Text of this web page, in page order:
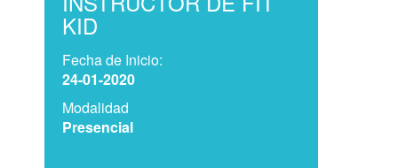
KID
Fecha de Inicio:
24-01-2020
Modalidad
Presencial